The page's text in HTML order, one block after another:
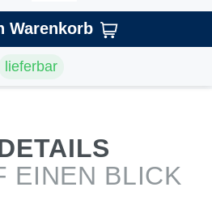
Warenkorb
lieferbar
EINEN BLICK